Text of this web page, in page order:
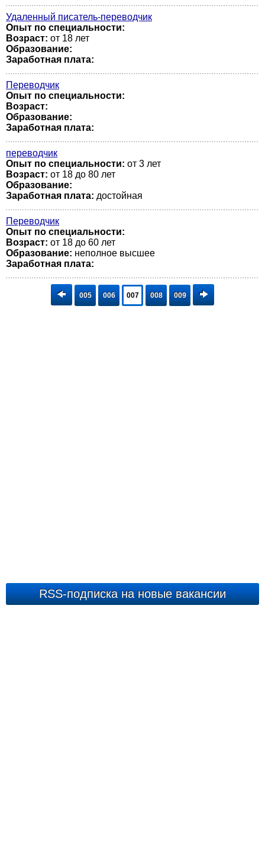
Удаленный писатель-переводчик
Опыт по специальности:
Возраст: от 18 лет
Образование:
Заработная плата:
Переводчик
Опыт по специальности:
Возраст:
Образование:
Заработная плата:
переводчик
Опыт по специальности: от 3 лет
Возраст: от 18 до 80 лет
Образование:
Заработная плата: достойная
Переводчик
Опыт по специальности:
Возраст: от 18 до 60 лет
Образование: неполное высшее
Заработная плата:
005 006 007 008 009
RSS-подписка на новые вакансии